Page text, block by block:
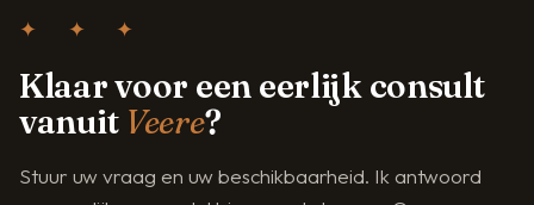
✦ ✦ ✦
Klaar voor een eerlijk consult
vanuit Veere?
Stuur uw vraag en uw beschikbaarheid. Ik antwoord